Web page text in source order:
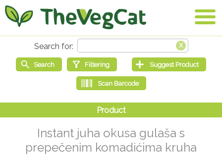
Instant juha okusa gulaša s
prepečenim komadićima kruha